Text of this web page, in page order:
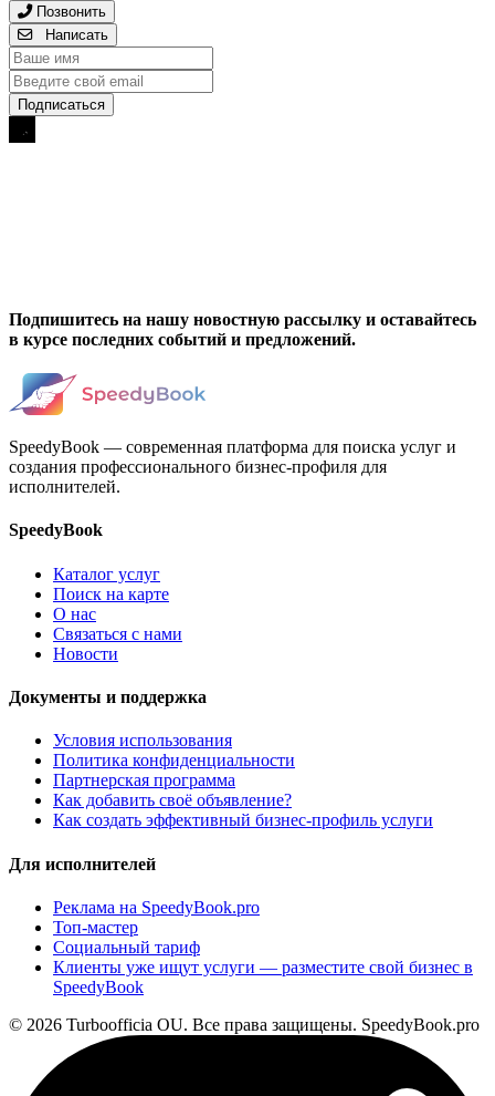
Позвонить
Написать
Подпишитесь на нашу новостную рассылку и оставайтесь
в курсе последних событий и предложений.
SpeedyBook — современная платформа для поиска услуг и
создания профессионального бизнес-профиля для
исполнителей.
SpeedyBook
Каталог услуг
Поиск на карте
О нас
Связаться с нами
Новости
Документы и поддержка
Условия использования
Политика конфиденциальности
Партнерская программа
Как добавить своё объявление?
Как создать эффективный бизнес-профиль услуги
Для исполнителей
Реклама на SpeedyBook.pro
Топ-мастер
Социальный тариф
Клиенты уже ищут услуги — разместите свой бизнес в
SpeedyBook
© 2026 Turboofficia OU. Все права защищены. SpeedyBook.pro